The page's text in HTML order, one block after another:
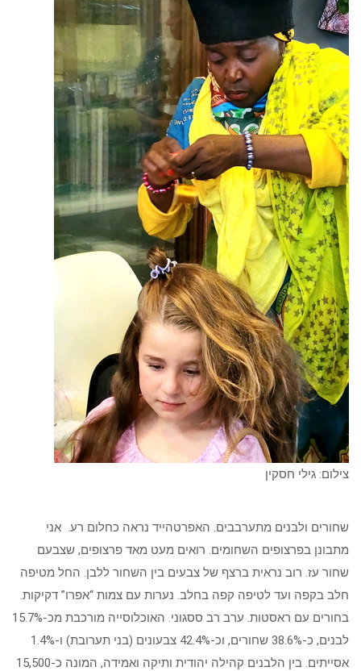
צילום: גילי חסקין
שחורים ולבנים מתערבבים. האפרטהייד נראה כחלום רע. אני
מתבונן בפרצופים השחומים. רואים מעט מאד פרצופים, שצבעם
שחור עז. רוב נראית ברצף של צבעים בין השחור ללבן. החל מטיפה
חלב בקפה ועד לטיפה קפה בחלב. נערות עם צמות “אפרו” דקיקות.
בחורים עם ראסטות. ערב רב ססגוני. האוכלוסייה מורכבת מכ-15.7%
לבנים, כ-38.6% שחורים, וכ-42.4% צבעונים (בני תערובת) ו-1.4%
אסייתים. בין הלבנים קהילה יהודית ותיקה ואמידה, המונה כ-15,500